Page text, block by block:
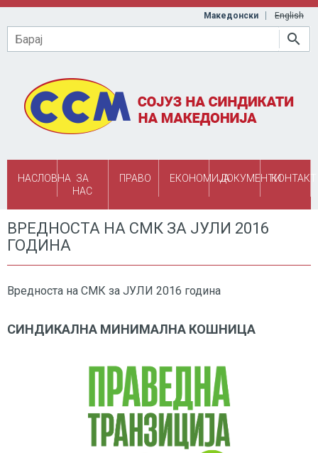
Skip to main content
Македонски English
Барај
НАСЛОВНА ЗА
НАС
ПРАВО ЕКОНОМИЈАДОКУМЕНТИКОНТАКТ
ВРЕДНОСТА НА СМК ЗА ЈУЛИ 2016
ГОДИНА
Вредноста на СМК за ЈУЛИ 2016 година
СИНДИКАЛНА МИНИМАЛНА КОШНИЦА